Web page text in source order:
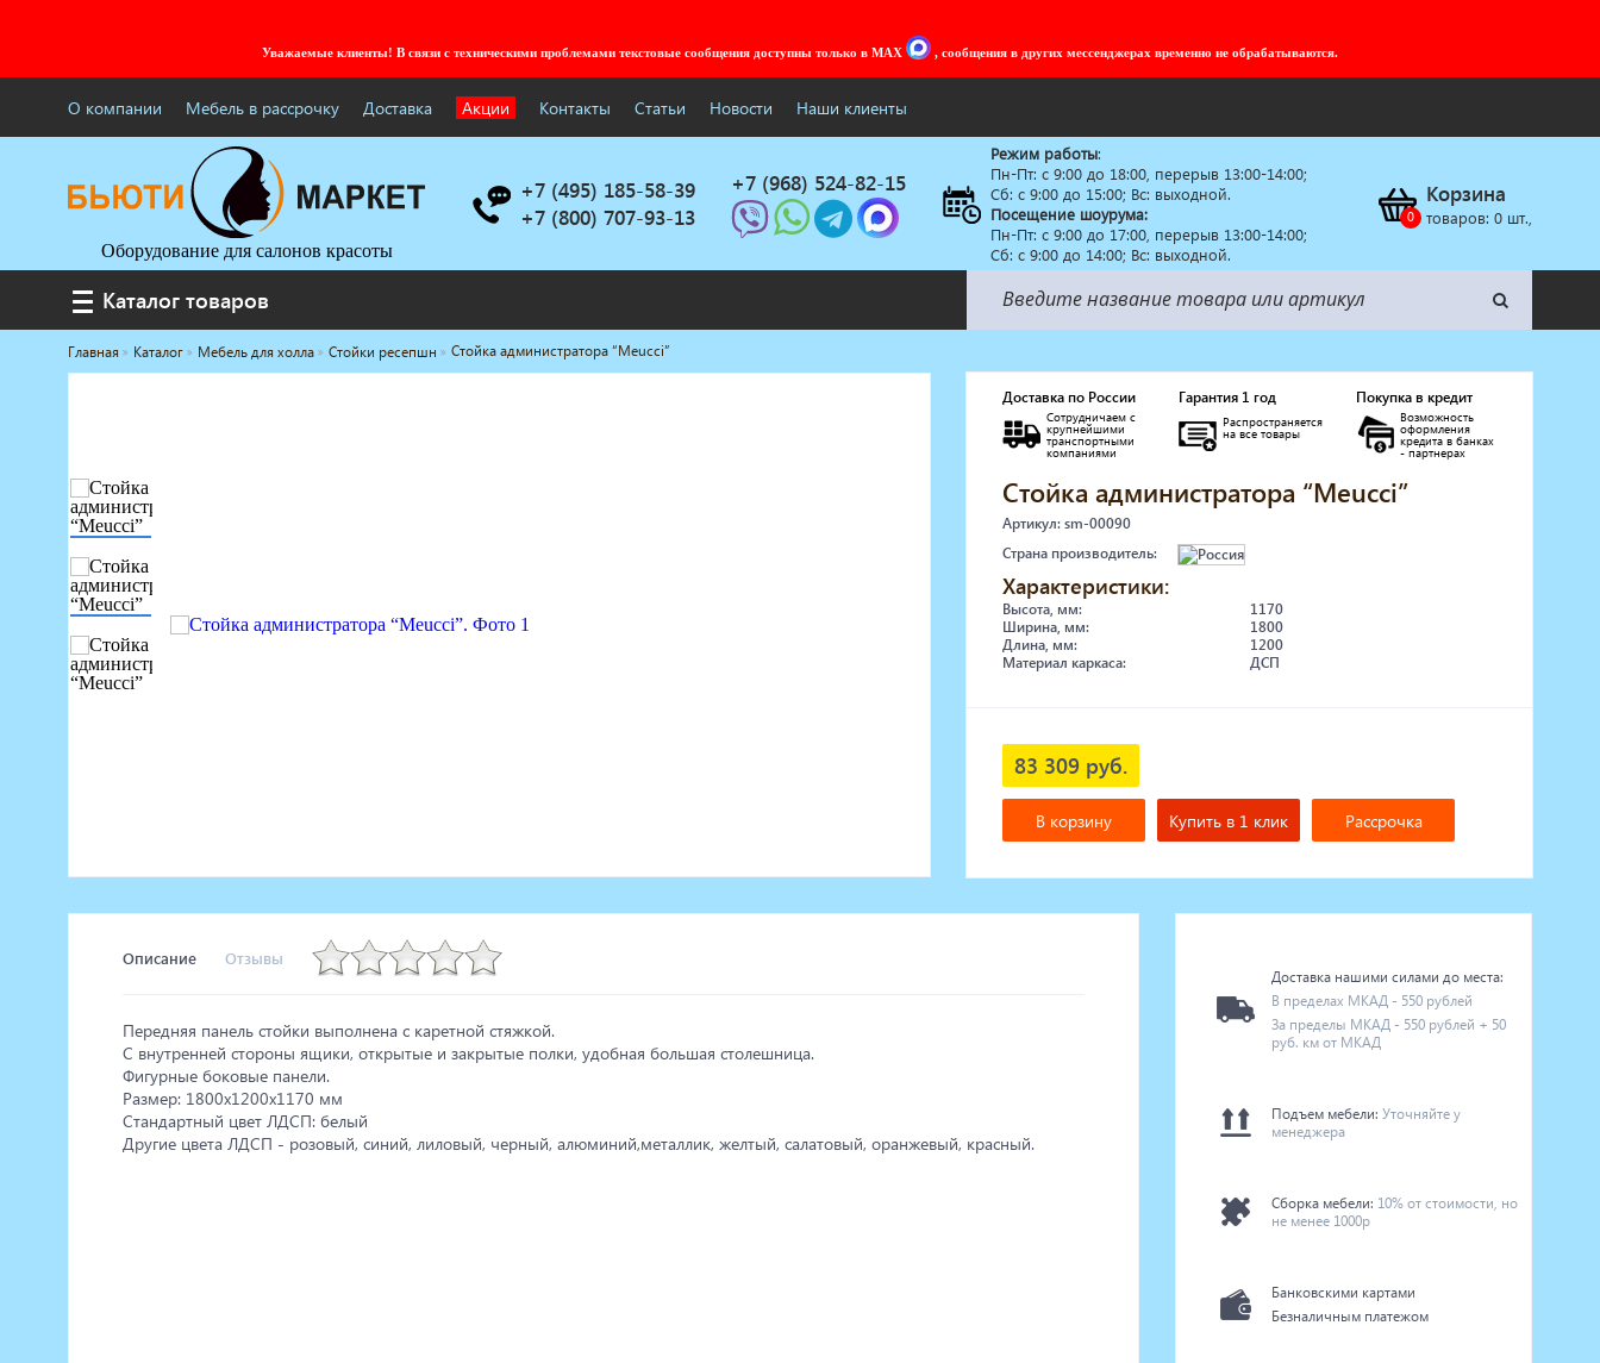
Уважаемые клиенты! В связи с техническими проблемами текстовые сообщения доступны только в MAX , сообщения в других мессенджерах временно не обрабатываются.
О компании Мебель в рассрочку Доставка Акции Контакты Статьи Новости Наши клиенты
Оборудование для салонов красоты
+7 (495) 185-58-39
+7 (800) 707-93-13
+7 (968) 524-82-15
Режим работы:
Пн-Пт: c 9:00 до 18:00, перерыв 13:00-14:00;
Сб: с 9:00 до 15:00; Вс: выходной.
Посещение шоурума:
Пн-Пт: c 9:00 до 17:00, перерыв 13:00-14:00;
Сб: с 9:00 до 14:00; Вс: выходной.
Корзина
товаров: 0шт.,
Каталог товаров
Каталог товаров
Услуги под ключ
Парикмахерское оборудование
Косметологическое оборудование
Педикюрное оборудование
Массажное и SPA оборудование
Стерилизаторы
Оборудование для барбершопа
Оборудование для визажистов
Солярии
Мебель в стиле Лофт
Доставка за один день
Главная Каталог Мебель для холла Стойки ресепшн Стойка администратора “Meucci”
Доставка по России
Сотрудничаем с
крупнейшими
транспортными
компаниями
Гарантия 1 год
Распространяется
на все товары
Покупка в кредит
Возможность
оформления
кредита в банках
- партнерах
Стойка администратора “Meucci”
Артикул: sm-00090
Страна производитель:
Характеристики:
Высота, мм:
1170
Ширина, мм:
1800
Длина, мм:
1200
Материал каркаса:
ДСП
83 309 руб.
В корзину Купить в 1 клик Рассрочка
Описание Отзывы
Передняя панель стойки выполнена с каретной стяжкой.
С внутренней стороны ящики, открытые и закрытые полки, удобная большая столешница.
Фигурные боковые панели.
Размер: 1800х1200х1170 мм
Стандартный цвет ЛДСП: белый
Другие цвета ЛДСП - розовый, синий, лиловый, черный, алюминий,металлик, желтый, салатовый, оранжевый, красный.
Доставка нашими силами до места:
В пределах МКАД - 550 рублей
За пределы МКАД - 550 рублей + 50
руб. км от МКАД
Подъем мебели: Уточняйте у
менеджера
Сборка мебели: 10% от стоимости, но
не менее 1000р
Банковскими картами
Безналичным платежом